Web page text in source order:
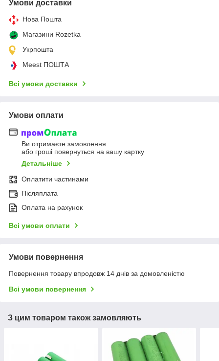
Умови доставки
Нова Пошта
Магазини Rozetka
Укрпошта
Meest ПОШТА
Всі умови доставки
Умови оплати
Ви отримаєте замовлення
або гроші повернуться на вашу картку
Детальніше
Оплатити частинами
Післяплата
Оплата на рахунок
Всі умови оплати
Умови повернення
Повернення товару впродовж 14 днів за домовленістю
Всі умови повернення
З цим товаром також замовляють